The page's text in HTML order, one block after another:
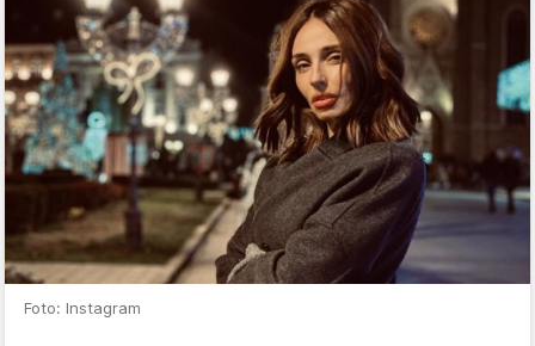
Foto: Instagram